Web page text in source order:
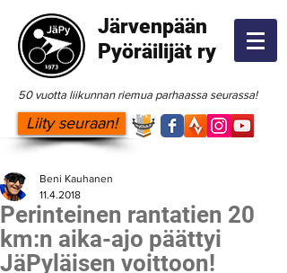
Järvenpään
Pyöräilijät ry
50 vuotta liikunnan riemua parhaassa seurassa!
Liity seuraan!
Perinteinen rantatien 20
km:n aika-ajo päättyi
JäPyläisen voittoon!
Beni Kauhanen
11.4.2018